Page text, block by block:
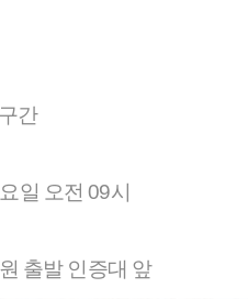
간
일 오전 09시
출발 인증대 앞